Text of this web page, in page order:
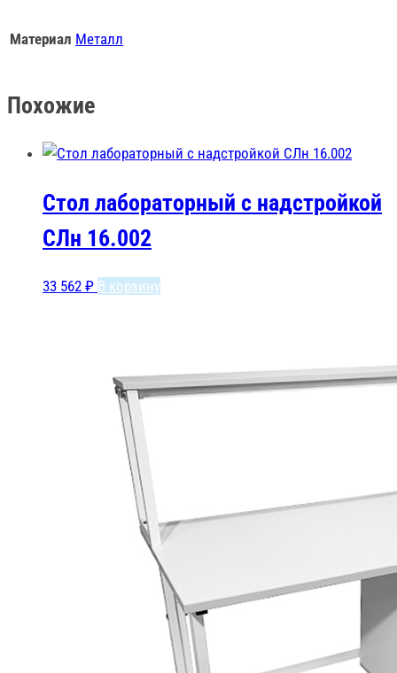
Материал Металл
Похожие
Стол лабораторный с надстройкой
СЛн 16.002
33 562 ₽ В корзину